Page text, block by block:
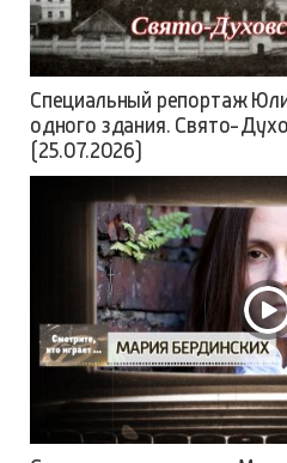
Специальный репортаж
одного здания. Свято-
(25.07.2026)